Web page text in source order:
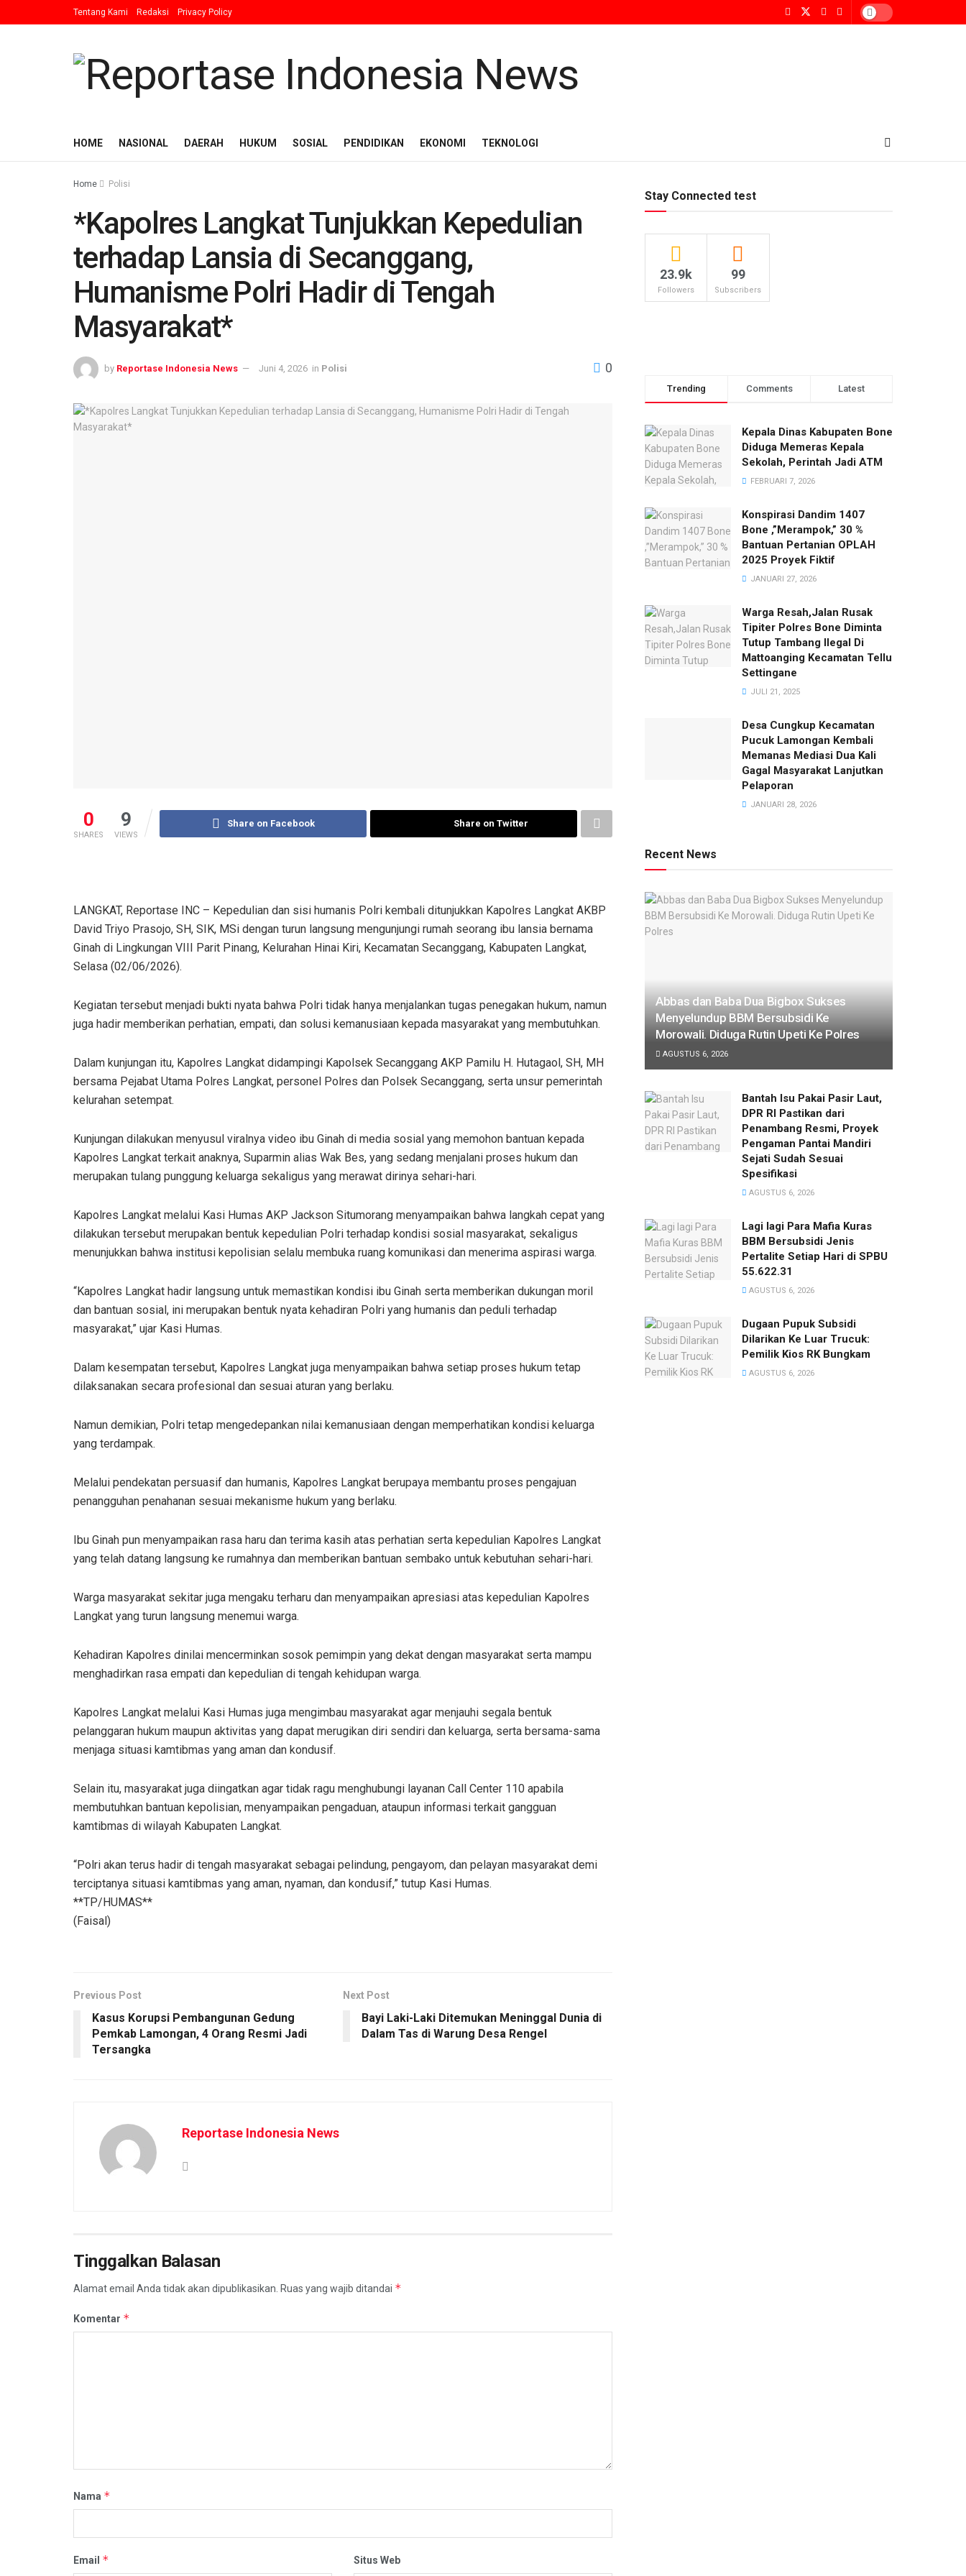
Tentang Kami Redaksi Privacy Policy
HOME NASIONAL DAERAH HUKUM SOSIAL PENDIDIKAN EKONOMI TEKNOLOGI
Home Polisi
*Kapolres Langkat Tunjukkan Kepedulian
terhadap Lansia di Secanggang,
Humanisme Polri Hadir di Tengah
Masyarakat*
by Reportase Indonesia News Juni 4, 2026 in Polisi 0
0
SHARES
9
VIEWS
Share on Facebook Share on Twitter
LANGKAT, Reportase INC – Kepedulian dan sisi humanis Polri kembali ditunjukkan Kapolres Langkat AKBP
David Triyo Prasojo, SH, SIK, MSi dengan turun langsung mengunjungi rumah seorang ibu lansia bernama
Ginah di Lingkungan VIII Parit Pinang, Kelurahan Hinai Kiri, Kecamatan Secanggang, Kabupaten Langkat,
Selasa (02/06/2026).
Kegiatan tersebut menjadi bukti nyata bahwa Polri tidak hanya menjalankan tugas penegakan hukum, namun
juga hadir memberikan perhatian, empati, dan solusi kemanusiaan kepada masyarakat yang membutuhkan.
Dalam kunjungan itu, Kapolres Langkat didampingi Kapolsek Secanggang AKP Pamilu H. Hutagaol, SH, MH
bersama Pejabat Utama Polres Langkat, personel Polres dan Polsek Secanggang, serta unsur pemerintah
kelurahan setempat.
Kunjungan dilakukan menyusul viralnya video ibu Ginah di media sosial yang memohon bantuan kepada
Kapolres Langkat terkait anaknya, Suparmin alias Wak Bes, yang sedang menjalani proses hukum dan
merupakan tulang punggung keluarga sekaligus yang merawat dirinya sehari-hari.
Kapolres Langkat melalui Kasi Humas AKP Jackson Situmorang menyampaikan bahwa langkah cepat yang
dilakukan tersebut merupakan bentuk kepedulian Polri terhadap kondisi sosial masyarakat, sekaligus
menunjukkan bahwa institusi kepolisian selalu membuka ruang komunikasi dan menerima aspirasi warga.
“Kapolres Langkat hadir langsung untuk memastikan kondisi ibu Ginah serta memberikan dukungan moril
dan bantuan sosial, ini merupakan bentuk nyata kehadiran Polri yang humanis dan peduli terhadap
masyarakat,” ujar Kasi Humas.
Dalam kesempatan tersebut, Kapolres Langkat juga menyampaikan bahwa setiap proses hukum tetap
dilaksanakan secara profesional dan sesuai aturan yang berlaku.
Namun demikian, Polri tetap mengedepankan nilai kemanusiaan dengan memperhatikan kondisi keluarga
yang terdampak.
Melalui pendekatan persuasif dan humanis, Kapolres Langkat berupaya membantu proses pengajuan
penangguhan penahanan sesuai mekanisme hukum yang berlaku.
Ibu Ginah pun menyampaikan rasa haru dan terima kasih atas perhatian serta kepedulian Kapolres Langkat
yang telah datang langsung ke rumahnya dan memberikan bantuan sembako untuk kebutuhan sehari-hari.
Warga masyarakat sekitar juga mengaku terharu dan menyampaikan apresiasi atas kepedulian Kapolres
Langkat yang turun langsung menemui warga.
Kehadiran Kapolres dinilai mencerminkan sosok pemimpin yang dekat dengan masyarakat serta mampu
menghadirkan rasa empati dan kepedulian di tengah kehidupan warga.
Kapolres Langkat melalui Kasi Humas juga mengimbau masyarakat agar menjauhi segala bentuk
pelanggaran hukum maupun aktivitas yang dapat merugikan diri sendiri dan keluarga, serta bersama-sama
menjaga situasi kamtibmas yang aman dan kondusif.
Selain itu, masyarakat juga diingatkan agar tidak ragu menghubungi layanan Call Center 110 apabila
membutuhkan bantuan kepolisian, menyampaikan pengaduan, ataupun informasi terkait gangguan
kamtibmas di wilayah Kabupaten Langkat.
“Polri akan terus hadir di tengah masyarakat sebagai pelindung, pengayom, dan pelayan masyarakat demi
terciptanya situasi kamtibmas yang aman, nyaman, dan kondusif,” tutup Kasi Humas.
**TP/HUMAS**
(Faisal)
Previous Post
Kasus Korupsi Pembangunan Gedung
Pemkab Lamongan, 4 Orang Resmi Jadi
Tersangka
Next Post
Bayi Laki-Laki Ditemukan Meninggal Dunia di
Dalam Tas di Warung Desa Rengel
Reportase Indonesia News
Tinggalkan Balasan
Alamat email Anda tidak akan dipublikasikan. Ruas yang wajib ditandai *
Komentar *
Nama *
Email * Situs Web
Stay Connected test
23.9k
Followers
99
Subscribers
Trending Comments Latest
Kepala Dinas Kabupaten Bone
Diduga Memeras Kepala
Sekolah, Perintah Jadi ATM
FEBRUARI 7, 2026
Konspirasi Dandim 1407
Bone ,”Merampok,” 30 %
Bantuan Pertanian OPLAH
2025 Proyek Fiktif
JANUARI 27, 2026
Warga Resah,Jalan Rusak
Tipiter Polres Bone Diminta
Tutup Tambang Ilegal Di
Mattoanging Kecamatan Tellu
Settingane
JULI 21, 2025
Desa Cungkup Kecamatan
Pucuk Lamongan Kembali
Memanas Mediasi Dua Kali
Gagal Masyarakat Lanjutkan
Pelaporan
JANUARI 28, 2026
Recent News
Abbas dan Baba Dua Bigbox Sukses
Menyelundup BBM Bersubsidi Ke
Morowali. Diduga Rutin Upeti Ke Polres
AGUSTUS 6, 2026
Bantah Isu Pakai Pasir Laut,
DPR RI Pastikan dari
Penambang Resmi, Proyek
Pengaman Pantai Mandiri
Sejati Sudah Sesuai
Spesifikasi
AGUSTUS 6, 2026
Lagi lagi Para Mafia Kuras
BBM Bersubsidi Jenis
Pertalite Setiap Hari di SPBU
55.622.31
AGUSTUS 6, 2026
‎Dugaan Pupuk Subsidi
Dilarikan Ke Luar Trucuk:
Pemilik Kios RK Bungkam
AGUSTUS 6, 2026